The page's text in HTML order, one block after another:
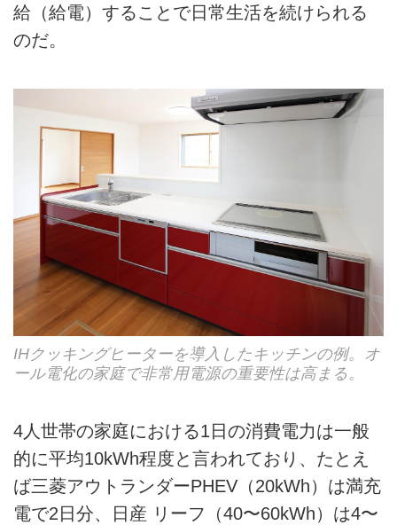
給（給電）することで日常生活を続けられる
のだ。
IHクッキングヒーターを導入したキッチンの例。オ
ール電化の家庭で非常用電源の重要性は高まる。
4人世帯の家庭における1日の消費電力は一般
的に平均10kWh程度と言われており、たとえ
ば三菱アウトランダーPHEV（20kWh）は満充
電で2日分、日産 リーフ（40〜60kWh）は4〜